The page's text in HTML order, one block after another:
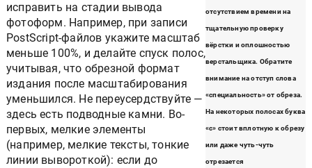
отсутствием времени на
тщательную проверку
вёрстки и оплошностью
верстальщика. Обратите
внимание на отступ слова
«специальность» от обреза.
На некоторых полосах буква
«с» стоит вплотную к обрезу
или даже чуть-чуть
отрезается
исправить на стадии вывода
фотоформ. Например, при записи
PostScript-файлов укажите масштаб
меньше 100%, и делайте спуск полос,
учитывая, что обрезной формат
издания после масштабирования
уменьшился. Не переусердствуйте —
здесь есть подводные камни. Во-
первых, мелкие элементы
(например, мелкие тексты, тонкие
линии вывороткой): если до